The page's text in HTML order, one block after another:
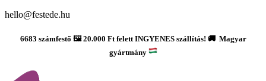
hello@festede.hu
6683 számfestő 🖼️ 20.000 Ft felett INGYENES szállítás! 🚚 Magyar
gyártmány